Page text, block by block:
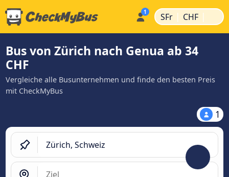
SFr | CHF |
Bus von Zürich nach Genua ab 34
CHF
Vergleiche alle Busunternehmen und finde den besten Preis
mit CheckMyBus
1